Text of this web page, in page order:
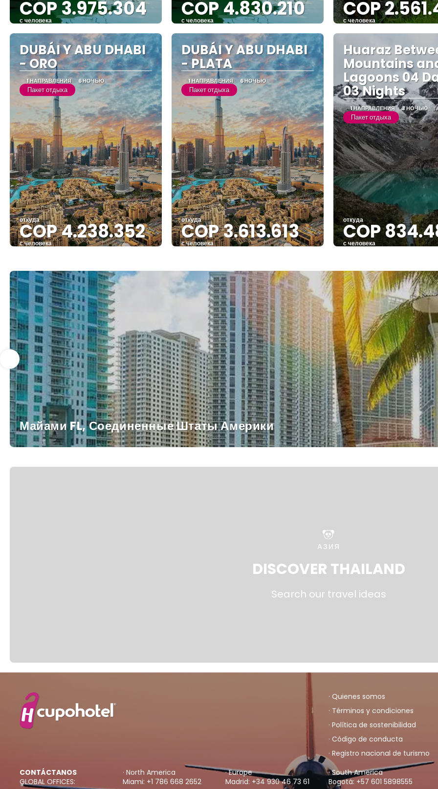
COP 3.975.304
с человека
Видеть
COP 4.830.210
с человека
Видеть
COP
с человека
Видеть
DUBÁI Y ABU DHABI
- ORO
1 НАПРАВЛЕНИЯ 6 НОЧЬЮ
Пакет отдыха
откуда
COP 4.238.352
с человека
DUBÁI Y ABU DHABI
- PLATA
1 НАПРАВЛЕНИЯ 6 НОЧЬЮ
Пакет отдыха
откуда
COP 3.613.613
с человека
Huaraz
Mountains
Lagoons 04
03 Nights
1 НАПРАВЛЕНИЯ 3 НОЧЬЮ
Пакет отдыха
откуда
COP
с человека
Майами FL, Соединенные Штаты Америки
АЗИЯ
DISCOVER THAILAND
Search our travel ideas
· Quienes somos
· Términos y condiciones
· Política de sostenibilidad
· Código de conducta
· Registro nacional de turismo
CONTÁCTANOS
GLOBAL OFFICES:
· North America
Miami: +1 786 668 2652
· Europe
Madrid: +34 930 46 73 61
· South America
Bogotá: +57 601 5898555